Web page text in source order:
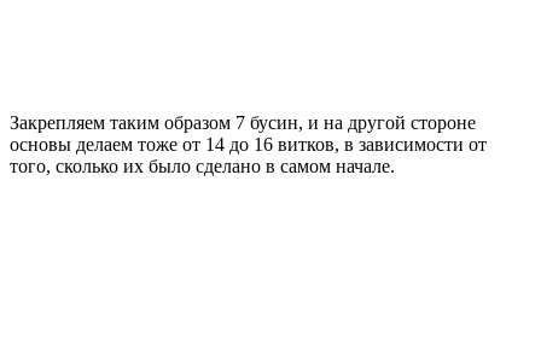
Закрепляем таким образом 7 бусин, и на другой стороне
основы делаем тоже от 14 до 16 витков, в зависимости от
того, сколько их было сделано в самом начале.